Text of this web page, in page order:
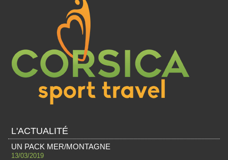
L'ACTUALITÉ
UN PACK MER/MONTAGNE
13/03/2019